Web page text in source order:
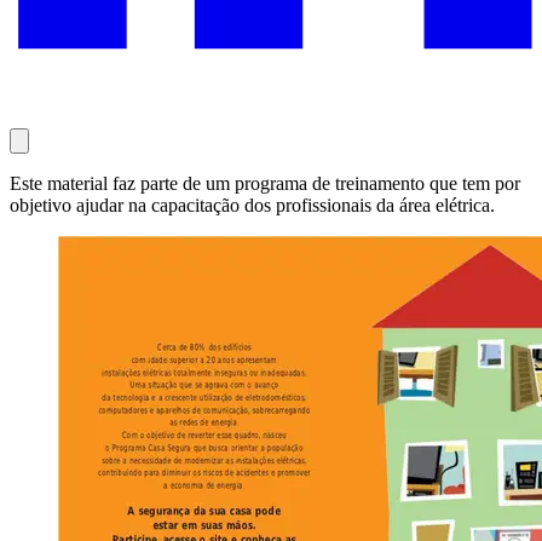
Este material faz parte de um programa de treinamento que tem por
objetivo ajudar na capacitação dos profissionais da área elétrica.